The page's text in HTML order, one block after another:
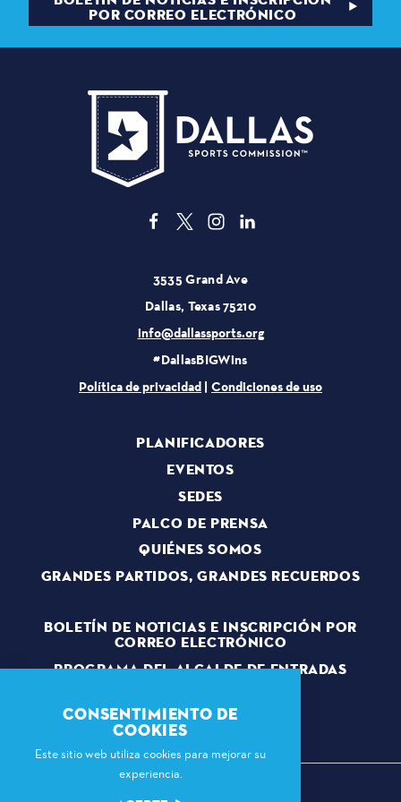
POR CORREO ELECTRÓNICO
3535 Grand Ave
Dallas, Texas 75210
info@dallassports.org
#DallasBIGWins
Política de privacidad | Condiciones de uso
PLANIFICADORES
EVENTOS
SEDES
PALCO DE PRENSA
QUIÉNES SOMOS
GRANDES PARTIDOS, GRANDES RECUERDOS
BOLETÍN DE NOTICIAS E INSCRIPCIÓN POR
CORREO ELECTRÓNICO
PROGRAMA DEL ALCALDE DE ENTRADAS
VOLUNTARIOS
CONSENTIMIENTO DE
COOKIES
Este sitio web utiliza cookies para mejorar su
experiencia.